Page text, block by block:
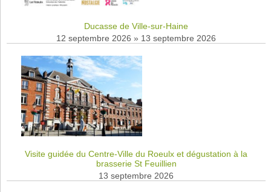
Ducasse de Ville-sur-Haine
12 septembre 2026 » 13 septembre 2026
Visite guidée du Centre-Ville du Roeulx et dégustation à la
brasserie St Feuillien
13 septembre 2026